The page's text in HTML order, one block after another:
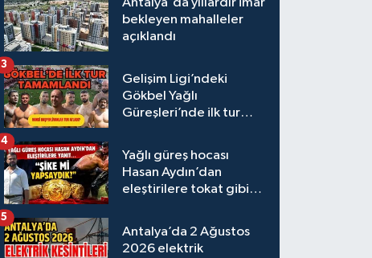
Gürbüz elendi!
Antalya'da yıllardır imar
bekleyen mahalleler
açıklandı
Gelişim Ligi’ndeki
Gökbel Yağlı
Güreşleri’nde ilk tur
3
Yağlı güreş hocası
Hasan Aydın’dan
eleştirilere tokat gibi
4
Antalya’da 2 Ağustos
2026 elektrik
5